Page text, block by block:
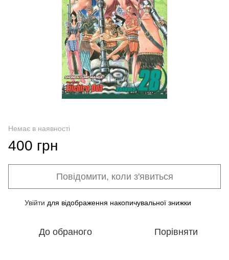
Немає в наявності
400 грн
Повідомити, коли з'явиться
Увійти для відображення накопичувальної знижки
До обраного Порівняти